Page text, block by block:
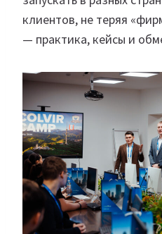
клиентов, не теряя
— практика, кейсы и